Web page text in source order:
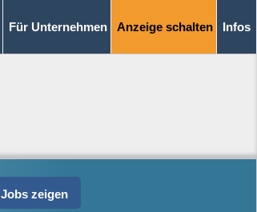
Für Unternehmen Anzeige schalten Infos